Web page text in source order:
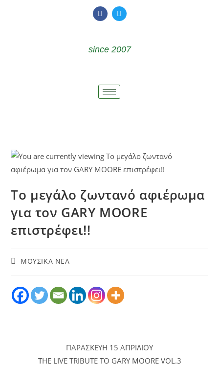
since 2007
Το μεγάλο ζωντανό αφιέρωμα
για τον GARY MOORE
επιστρέφει!!
ΜΟΥΣΙΚΑ ΝΕΑ
ΠΑΡΑΣΚΕΥΗ 15 ΑΠΡΙΛΙΟΥ
THE LIVE TRIBUTE TO GARY MOORE VOL.3